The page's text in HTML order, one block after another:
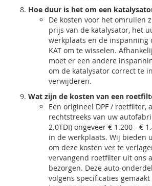
Hoe duur is het om een
De kosten voor het omruilen
prijs van de katalysator, het
werkplaats en de inspanning
KAT om te wisselen.
moet er een andere
om de katalysator correct te
verwijderen.
Wat zijn de kosten van een
Een origineel DPF / roetfilter,
rechtstreeks van uw
2.0TDI) ongeveer € 1.200 - €
in de werkplaats. Wij bieden
om deze kosten ver te
vervangend roetfilter uit ons
bezorgen. Deze auto-
volgens specificaties